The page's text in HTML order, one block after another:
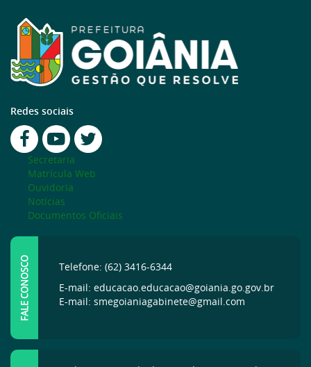
Redes sociais
Secretaria
Matrícula Web
Ouvidoria
Notícias
Documentos Oficiais
FALE CONOSCO
Telefone: (62) 3416-6344
E-mail: educacao.educacao@goiania.go.gov.br
E-mail: smegoianiagabinete@gmail.com